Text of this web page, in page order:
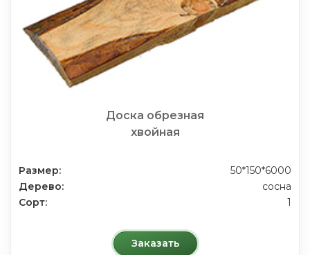
Доска обрезная
хвойная
Размер:
50*150*6000
Дерево:
сосна
Сорт:
1
Заказать